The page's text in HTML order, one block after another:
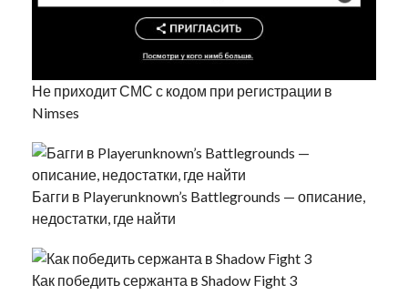
Не приходит СМС с кодом при регистрации в
Nimses
Багги в Playerunknown’s Battlegrounds — описание,
недостатки, где найти
Как победить сержанта в Shadow Fight 3